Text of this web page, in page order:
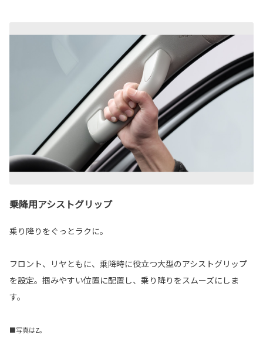
乗降用アシストグリップ
乗り降りをぐっとラクに。
フロント、リヤともに、乗降時に役立つ大型のアシストグリップ
を設定。掴みやすい位置に配置し、乗り降りをスムーズにしま
す。
■写真はZ。